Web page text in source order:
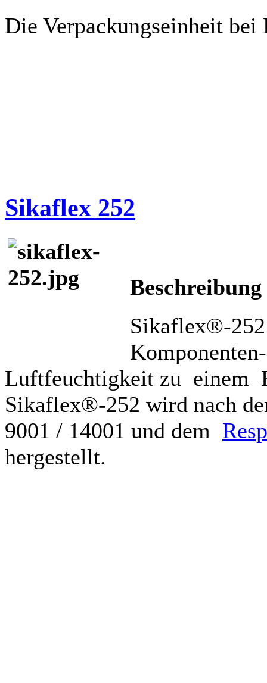
Die Verpackungseinheit
Sikaflex 252
Beschreibung
Sikaflex®-
Luftfeuchtigkeit zu einem
Sikaflex®-252 wird nach
9001 / 14001 und dem
hergestellt.